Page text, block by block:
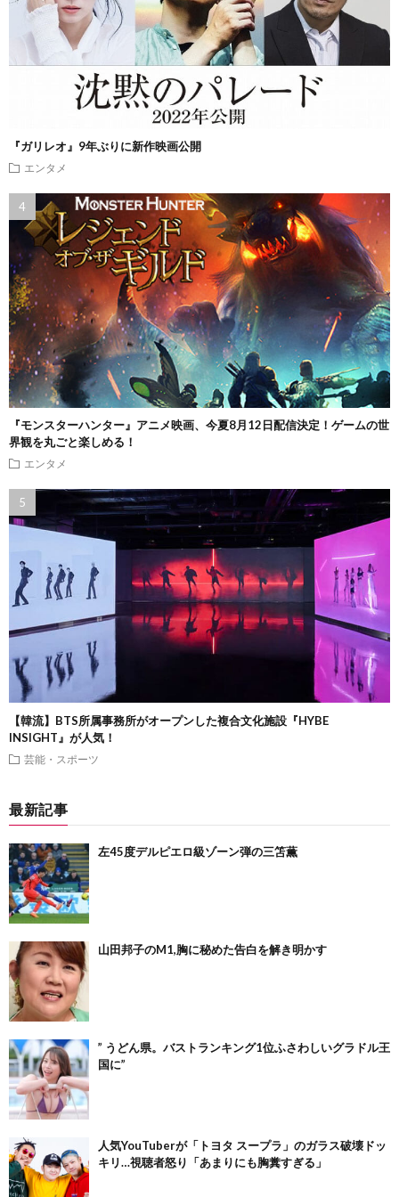
『ガリレオ』9年ぶりに新作映画公開
エンタメ
『モンスターハンター』アニメ映画、今夏8月12日配信決定！ゲームの世
界観を丸ごと楽しめる！
エンタメ
【韓流】BTS所属事務所がオープンした複合文化施設『HYBE
INSIGHT』が人気！
芸能・スポーツ
最新記事
左45度デルピエロ級ゾーン弾の三笘薫
山田邦子のM1,胸に秘めた告白を解き明かす
” うどん県。バストランキング1位ふさわしいグラドル王
国に”
人気YouTuberが「トヨタ スープラ」のガラス破壊ドッ
キリ…視聴者怒り「あまりにも胸糞すぎる」